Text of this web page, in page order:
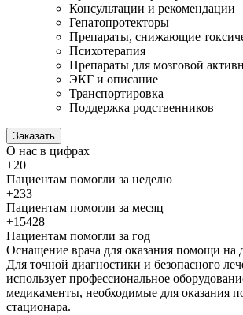
Консультации и рекомендации
Гепатопротекторы
Препараты, снижающие
Психотерапия
Препараты для мозговой
ЭКГ и описание
Транспортировка
Поддержка родственников
Заказать
О нас в цифрах
+20
Пациентам помогли за неделю
+233
Пациентам помогли за месяц
+15428
Пациентам помогли за год
Оснащение врача для оказания помощи на
Для точной диагностики и безопасного
использует профессиональное
медикаменты, необходимые для оказания
стационара.